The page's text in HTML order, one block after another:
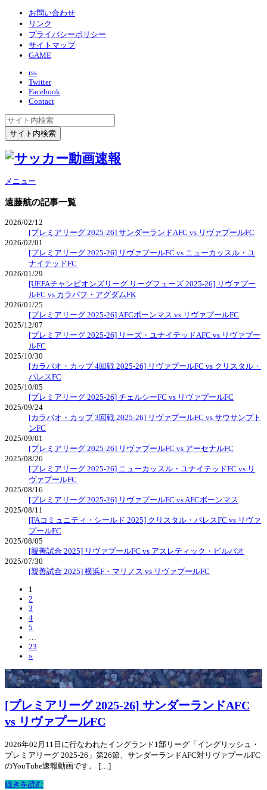
お問い合わせ
リンク
プライバシーポリシー
サイトマップ
GAME
rss
Twitter
Facebook
Contact
メニュー
遠藤航の記事一覧
2026/02/12
[プレミアリーグ 2025-26] サンダーランドAFC vs リヴァプールFC
2026/02/01
[プレミアリーグ 2025-26] リヴァプールFC vs ニューカッスル・ユ
ナイテッドFC
2026/01/29
[UEFAチャンピオンズリーグ リーグフェーズ 2025-26] リヴァプー
ルFC vs カラバフ・アグダムFK
2026/01/25
[プレミアリーグ 2025-26] AFCボーンマス vs リヴァプールFC
2025/12/07
[プレミアリーグ 2025-26] リーズ・ユナイテッドAFC vs リヴァプー
ルFC
2025/10/30
[カラバオ・カップ 4回戦 2025-26] リヴァプールFC vs クリスタル・
パレスFC
2025/10/05
[プレミアリーグ 2025-26] チェルシーFC vs リヴァプールFC
2025/09/24
[カラバオ・カップ 3回戦 2025-26] リヴァプールFC vs サウサンプト
ンFC
2025/09/01
[プレミアリーグ 2025-26] リヴァプールFC vs アーセナルFC
2025/08/26
[プレミアリーグ 2025-26] ニューカッスル・ユナイテッドFC vs リ
ヴァプールFC
2025/08/16
[プレミアリーグ 2025-26] リヴァプールFC vs AFCボーンマス
2025/08/11
[FAコミュニティ・シールド 2025] クリスタル・パレスFC vs リヴァ
プールFC
2025/08/05
[親善試合 2025] リヴァプールFC vs アスレティック・ビルバオ
2025/07/30
[親善試合 2025] 横浜F・マリノス vs リヴァプールFC
1
2
3
4
5
23
»
[プレミアリーグ 2025-26] サンダーランドAFC
vs リヴァプールFC
2026年02月11日に行なわれたイングランド1部リーグ「イングリッシュ・
プレミアリーグ 2025-26」第26節、サンダーランドAFC対リヴァプールFC
のYouTube速報動画です。 […]
続きを読む